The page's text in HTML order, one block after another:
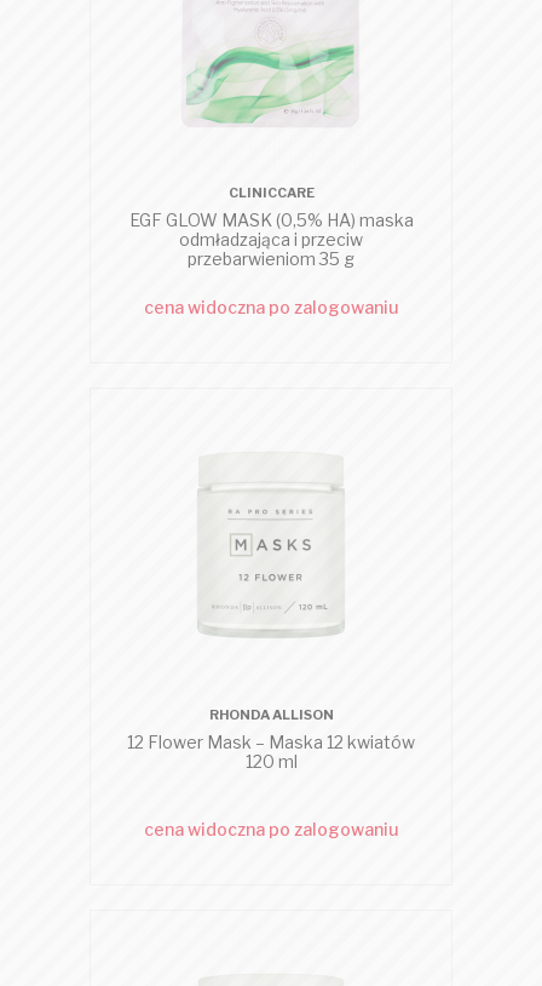
CLINICCARE
EGF GLOW MASK (0,5% HA) maska
odmładzająca i przeciw
przebarwieniom 35 g
cena widoczna po zalogowaniu
RHONDA ALLISON
12 Flower Mask – Maska 12 kwiatów
120 ml
cena widoczna po zalogowaniu